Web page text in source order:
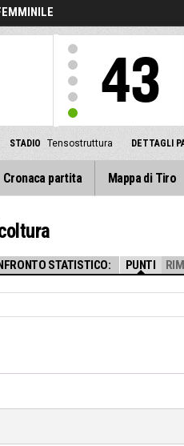
43
STADIO Tensostruttura DETTAGLI
Cronaca partita Mappa di Tiro
STATISTICO: PUNTI